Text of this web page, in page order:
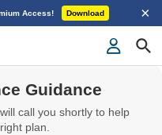
Access! Download ×
Guidance
call you shortly to help
plan.